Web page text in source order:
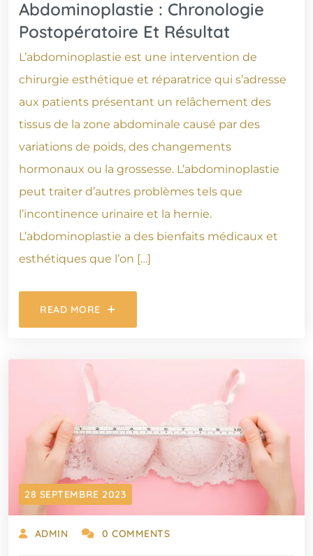
Abdominoplastie : Chronologie
Postopératoire Et Résultat
L’abdominoplastie est une intervention de
chirurgie esthétique et réparatrice qui s’adresse
aux patients présentant un relâchement des
tissus de la zone abdominale causé par des
variations de poids, des changements
hormonaux ou la grossesse. L’abdominoplastie
peut traiter d’autres problèmes tels que
l’incontinence urinaire et la hernie.
L’abdominoplastie a des bienfaits médicaux et
esthétiques que l’on […]
READ MORE
28 SEPTEMBRE 2023
ADMIN 0 COMMENTS